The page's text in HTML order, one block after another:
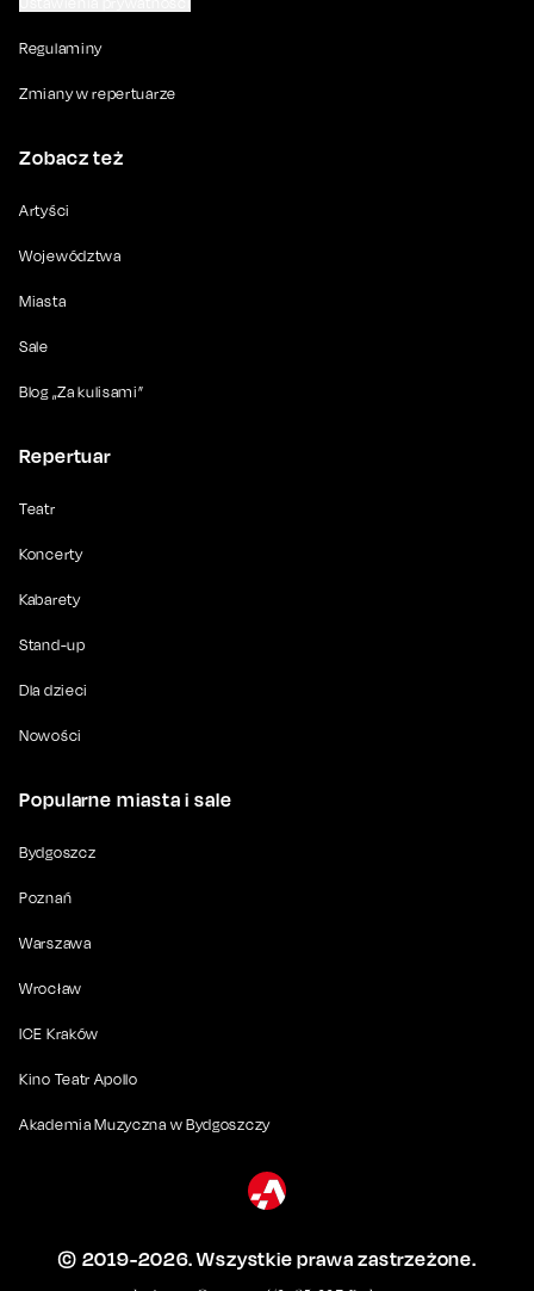
Regulaminy
Zmiany w repertuarze
Zobacz też
Artyści
Województwa
Miasta
Sale
Blog „Za kulisami”
Repertuar
Teatr
Koncerty
Kabarety
Stand-up
Dla dzieci
Nowości
Popularne miasta i sale
Bydgoszcz
Poznań
Warszawa
Wrocław
ICE Kraków
Kino Teatr Apollo
Akademia Muzyczna w Bydgoszczy
© 2019-2026. Wszystkie prawa zastrzeżone.